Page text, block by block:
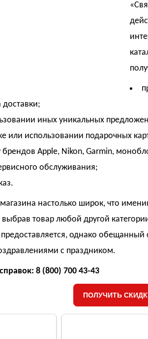
доставки;
иных уникальных
или использовании подарочных
брендов Apple, Nikon, Garmin,
обслуживания;
настолько широк, что
товар любой другой
однако обещанный
с праздником.
8 (800) 700 43-43
ПОЛУЧИТЬ